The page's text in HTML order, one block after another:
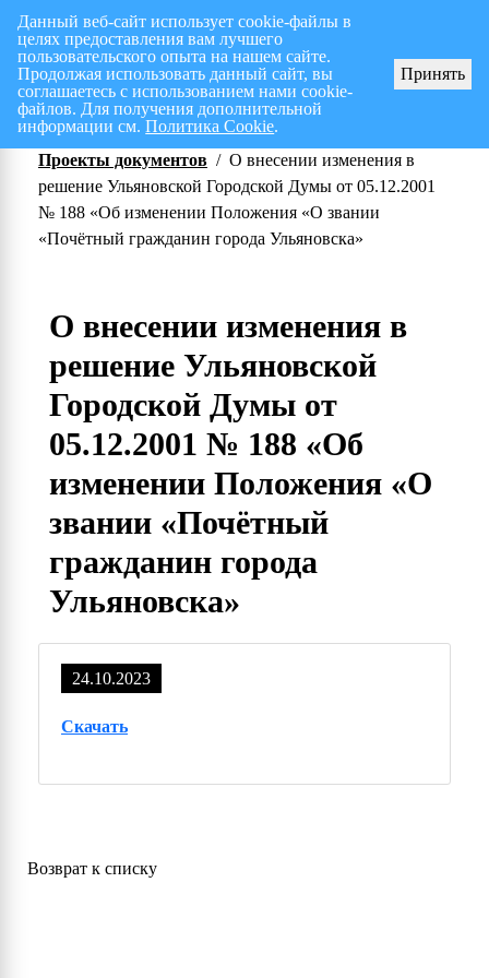
Перспективный план работ на I полугодие 2026 г.
Проекты документов / О внесении изменения в
решение Ульяновской Городской Думы от 05.12.2001
№ 188 «Об изменении Положения «О звании
«Почётный гражданин города Ульяновска»
О внесении изменения в
решение Ульяновской
Городской Думы от
05.12.2001 № 188 «Об
изменении Положения «О
звании «Почётный
гражданин города
Ульяновска»
24.10.2023
Скачать
Возврат к списку
Данный веб-сайт использует cookie-файлы в
целях предоставления вам лучшего
пользовательского опыта на нашем сайте.
Продолжая использовать данный сайт, вы
соглашаетесь с использованием нами cookie-
файлов. Для получения дополнительной
информации см.Политика Cookie.
Принять